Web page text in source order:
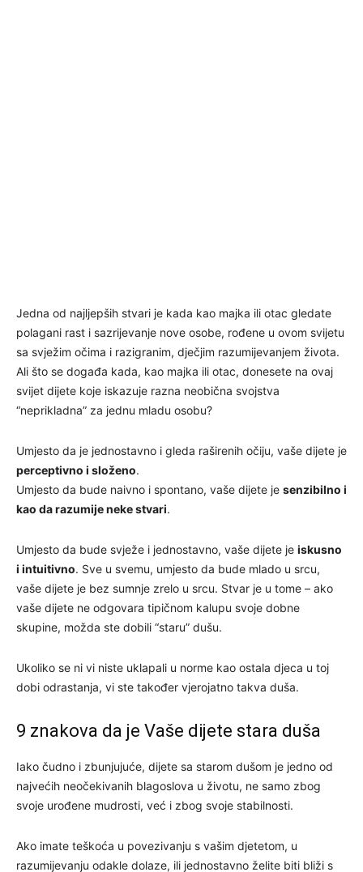
Jedna od najljepših stvari je kada kao majka ili otac gledate
polagani rast i sazrijevanje nove osobe, rođene u ovom svijetu
sa svježim očima i razigranim, dječjim razumijevanjem života.
Ali što se događa kada, kao majka ili otac, donesete na ovaj
svijet dijete koje iskazuje razna neobična svojstva
“neprikladna” za jednu mladu osobu?
Umjesto da je jednostavno i gleda raširenih očiju, vaše dijete je
perceptivno i složeno.
Umjesto da bude naivno i spontano, vaše dijete je senzibilno i
kao da razumije neke stvari.
Umjesto da bude svježe i jednostavno, vaše dijete je iskusno
i intuitivno. Sve u svemu, umjesto da bude mlado u srcu,
vaše dijete je bez sumnje zrelo u srcu. Stvar je u tome – ako
vaše dijete ne odgovara tipičnom kalupu svoje dobne
skupine, možda ste dobili “staru” dušu.
Ukoliko se ni vi niste uklapali u norme kao ostala djeca u toj
dobi odrastanja, vi ste također vjerojatno takva duša.
9 znakova da je Vaše dijete stara duša
Iako čudno i zbunjujuće, dijete sa starom dušom je jedno od
najvećih neočekivanih blagoslova u životu, ne samo zbog
svoje urođene mudrosti, već i zbog svoje stabilnosti.
Ako imate teškoća u povezivanju s vašim djetetom, u
razumijevanju odakle dolaze, ili jednostavno želite biti bliži s